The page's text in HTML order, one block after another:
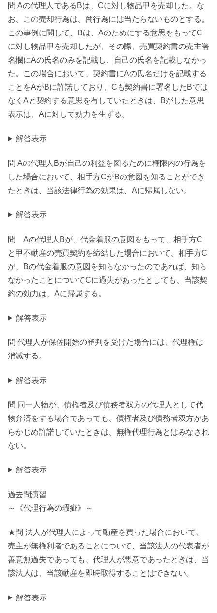
問 Aの代理人であるBは、Cに対し物品甲を売却した。な
お、この売却行為は、商行為には当たらないものとする。
この事例に関して、Bは、Aのためにする意思をもってC
に対し物品甲を売却したが、その際、売買契約書の売主署
名欄にAの氏名のみを記載し、自己の氏名を記載しなかっ
た。この場合において、契約書にAの氏名だけを記載する
ことをAがBに許諾しており、Cも契約書に署名したBでは
なくAと契約する意思を有していたときは、Bがした意思
表示は、Aに対して効力を生ずる。
解答表示
問 Aの代理人Bが自己の利益を図るために権限内の行為を
した場合において、相手方CがBの意図を知ることができ
たときは、当該法律行為の効果は、Aに帰属しない。
解答表示
問 Aの代理人Bが、代金着服の意図をもって、相手方C
と甲不動産の売買契約を締結した場合において、相手方C
が、Bの代金着服の意図を知らなかったのであれば、知ら
なかったことについてCに過失があったとしても、当該契
約の効力は、Aに帰属する。
解答表示
問 代理人が保佐開始の審判を受けた場合には、代理権は
消滅する。
解答表示
問 同一人物が、債権者及び債務者双方の代理人として代
物弁済をする場合であっても、債権者及び債務者双方があ
らかじめ許諾していたときは、無権代理行為とはみなされ
ない。
解答表示
過去問演習
～《代理行為の瑕疵》～
★問 法人が代理人によって動産を買った場合において、
売主が無権利者であることについて、当該法人の代表者が
善意無過失であっても、代理人が悪意であったときは、当
該法人は、当該動産を即時取得することはできない。
解答表示